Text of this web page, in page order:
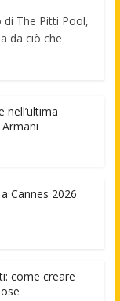
The Pitti Pool,
da ciò che
nell’ultima
Cannes 2026
come creare